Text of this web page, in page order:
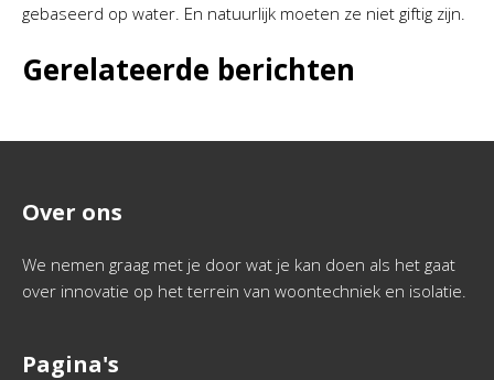
gebaseerd op water. En natuurlijk moeten ze niet giftig zijn.
Gerelateerde berichten
Over ons
We nemen graag met je door wat je kan doen als het gaat
over innovatie op het terrein van woontechniek en isolatie.
Pagina's